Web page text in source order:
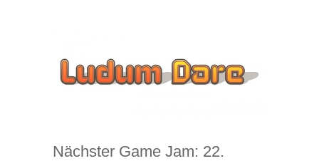
Nächster Game Jam: 22.